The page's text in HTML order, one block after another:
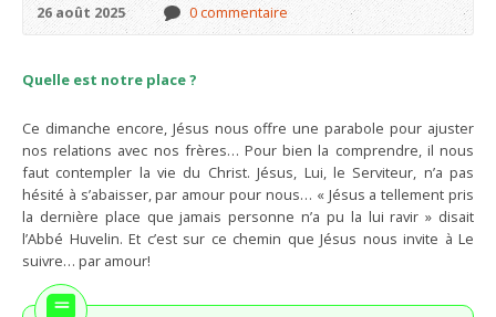
26 août 2025 0 commentaire
Quelle est notre place ?
Ce dimanche encore, Jésus nous offre une parabole pour ajuster
nos relations avec nos frères… Pour bien la comprendre, il nous
faut contempler la vie du Christ. Jésus, Lui, le Serviteur, n’a pas
hésité à s’abaisser, par amour pour nous… « Jésus a tellement pris
la dernière place que jamais personne n’a pu la lui ravir » disait
l’Abbé Huvelin. Et c’est sur ce chemin que Jésus nous invite à Le
suivre… par amour!